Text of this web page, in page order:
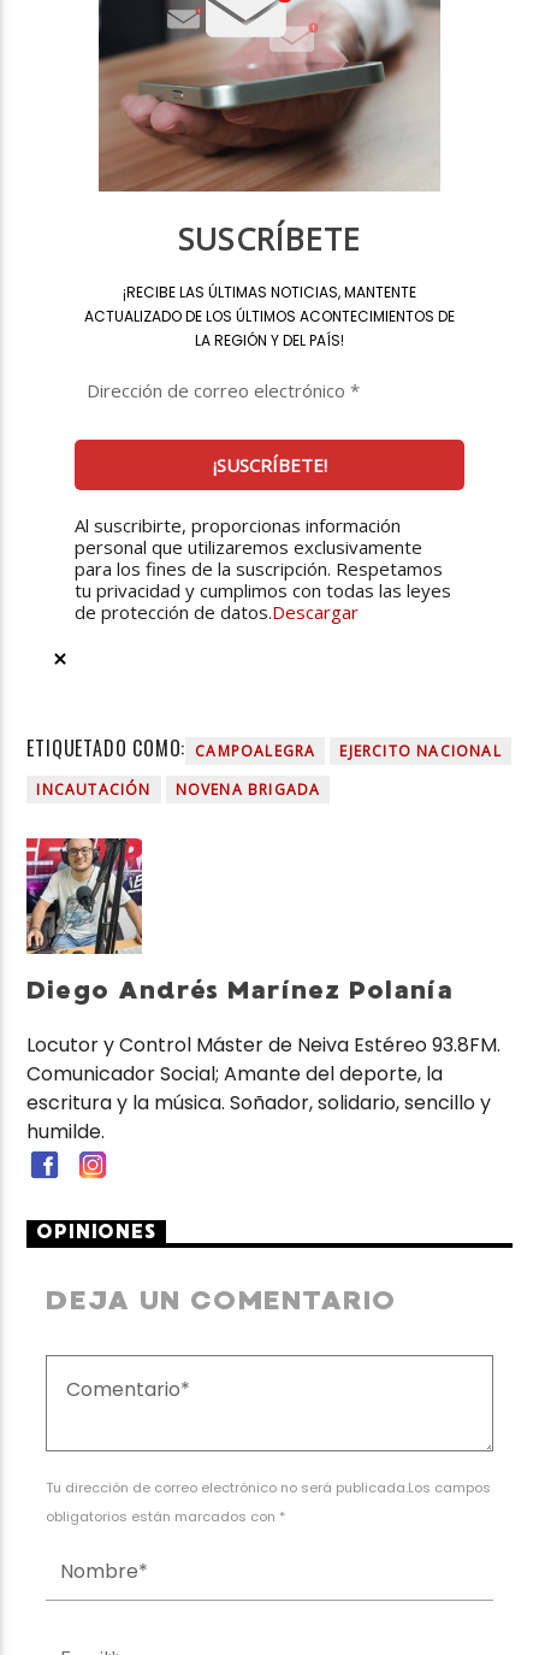
SUSCRÍBETE
¡RECIBE LAS ÚLTIMAS NOTICIAS, MANTENTE
ACTUALIZADO DE LOS ÚLTIMOS ACONTECIMIENTOS DE
LA REGIÓN Y DEL PAÍS!
Al suscribirte, proporcionas información
personal que utilizaremos exclusivamente
para los fines de la suscripción. Respetamos
tu privacidad y cumplimos con todas las leyes
de protección de datos.Descargar
ETIQUETADO COMO: CAMPOALEGRA
EJERCITO NACIONAL
INCAUTACIÓN
NOVENA BRIGADA
Diego Andrés Marínez Polanía
Locutor y Control Máster de Neiva Estéreo 93.8FM.
Comunicador Social; Amante del deporte, la
escritura y la música. Soñador, solidario, sencillo y
humilde.
OPINIONES
DEJA UN COMENTARIO
Tu dirección de correo electrónico no será publicada.Los campos
obligatorios están marcados con *